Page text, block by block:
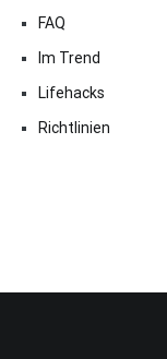
FAQ
Im Trend
Lifehacks
Richtlinien